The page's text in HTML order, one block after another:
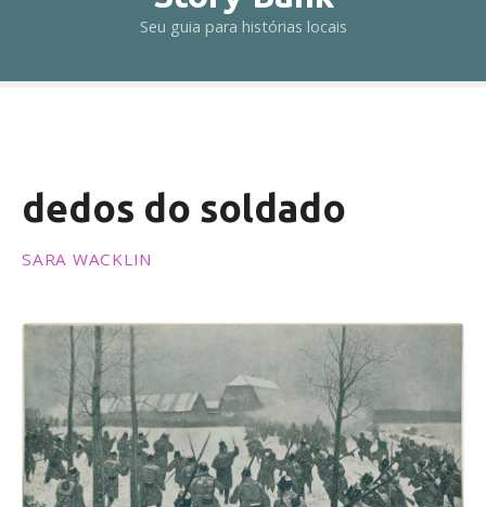
e
Seu guia para histórias locais
dedos do soldado
SARA WACKLIN